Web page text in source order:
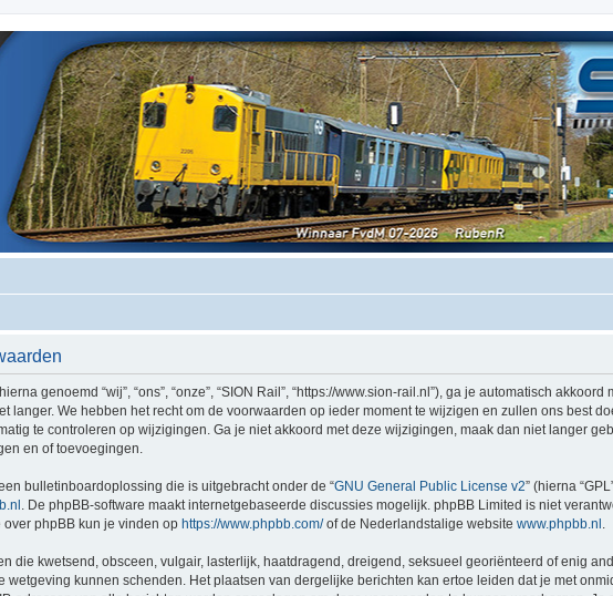
genoemd “wij”, “ons”, “onze”, “SION Rail”, “https://www.sion-rail.nl”), ga je automatisch
langer. We hebben het recht om de voorwaarden op ieder moment te wijzigen en zullen ons best
te controleren op wijzigingen. Ga je niet akkoord met deze wijzigingen, maak dan niet langer
en of toevoegingen.
bulletinboardoplossing die is uitgebracht onder de “GNU General Public License v2” (hierna
. De phpBB-software maakt internetgebaseerde discussies mogelijk. phpBB Limited is niet
phpBB kun je vinden op https://www.phpbb.com/of de Nederlandstalige website www.phpbb.nl .
die kwetsend, obsceen, vulgair, lasterlijk, haatdragend, dreigend, seksueel georiënteerd of enig
wetgeving kunnen schenden. Het plaatsen van dergelijke berichten kan ertoe leiden dat je met